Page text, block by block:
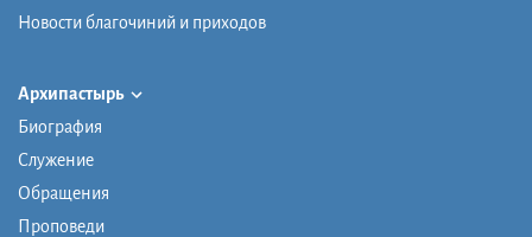
Новости благочиний и приходов
Архипастырь
Биография
Служение
Обращения
Проповеди